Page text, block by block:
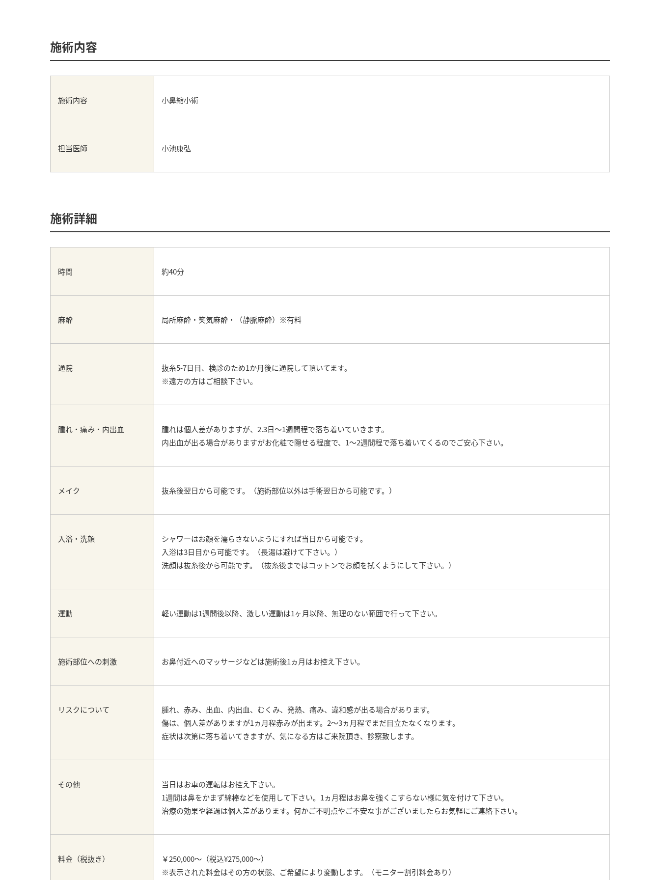
施術内容
施術内容 小鼻縮小術
担当医師 小池康弘
施術詳細
時間 約40分
麻酔 局所麻酔・笑気麻酔・（静脈麻酔）※有料
通院
抜糸5-7日目、検診のため1か月後に通院して頂いてます。
※遠方の方はご相談下さい。
腫れ・痛み・内出血
腫れは個人差がありますが、2.3日～1週間程で落ち着いていきます。
内出血が出る場合がありますがお化粧で隠せる程度で、1～2週間程で落ち着いてくるのでご安心下さい。
メイク 抜糸後翌日から可能です。（施術部位以外は手術翌日から可能です。）
入浴・洗顔
シャワーはお顔を濡らさないようにすれば当日から可能です。
入浴は3日目から可能です。（長湯は避けて下さい。）
洗顔は抜糸後から可能です。（抜糸後まではコットンでお顔を拭くようにして下さい。）
運動 軽い運動は1週間後以降、激しい運動は1ヶ月以降、無理のない範囲で行って下さい。
施術部位への刺激 お鼻付近へのマッサージなどは施術後1ヵ月はお控え下さい。
リスクについて
腫れ、赤み、出血、内出血、むくみ、発熱、痛み、違和感が出る場合があります。
傷は、個人差がありますが1ヵ月程赤みが出ます。2～3ヵ月程でまだ目立たなくなります。
症状は次第に落ち着いてきますが、気になる方はご来院頂き、診察致します。
その他
当日はお車の運転はお控え下さい。
1週間は鼻をかまず綿棒などを使用して下さい。1ヵ月程はお鼻を強くこすらない様に気を付けて下さい。
治療の効果や経過は個人差があります。何かご不明点やご不安な事がございましたらお気軽にご連絡下さい。
料金（税抜き）
￥250,000～（税込¥275,000～）
※表示された料金はその方の状態、ご希望により変動します。（モニター割引料金あり）